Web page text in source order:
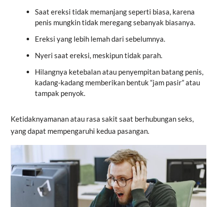
Saat ereksi tidak memanjang seperti biasa, karena
penis mungkin tidak meregang sebanyak biasanya.
Ereksi yang lebih lemah dari sebelumnya.
Nyeri saat ereksi, meskipun tidak parah.
Hilangnya ketebalan atau penyempitan batang penis,
kadang-kadang memberikan bentuk “jam pasir” atau
tampak penyok.
Ketidaknyamanan atau rasa sakit saat berhubungan seks,
yang dapat mempengaruhi kedua pasangan.